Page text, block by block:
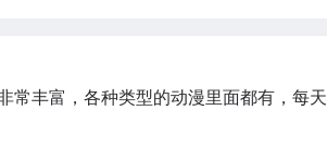
常丰富，各种类型的动漫里面都有，每天